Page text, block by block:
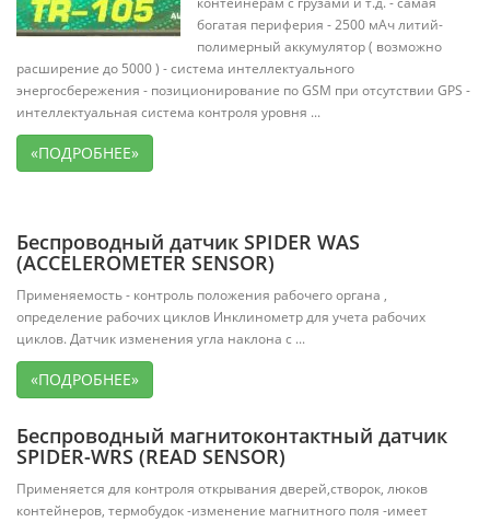
богатая периферия - 2500 мАч литий-
полимерный аккумулятор ( возможно
расширение до 5000 ) - система интеллектуального
энергосбережения - позиционирование по GSM при отсутствии GPS -
интеллектуальная система контроля уровня ...
«ПОДРОБНЕЕ»
Беспроводный датчик SPIDER WAS
(ACCELEROMETER SENSOR)
Применяемость - контроль положения рабочего органа ,
определение рабочих циклов Инклинометр для учета рабочих
циклов. Датчик изменения угла наклона с ...
«ПОДРОБНЕЕ»
Беспроводный магнитоконтактный датчик
SPIDER-WRS (READ SENSOR)
Применяется для контроля открывания дверей,створок, люков
контейнеров, термобудок -изменение магнитного поля -имеет